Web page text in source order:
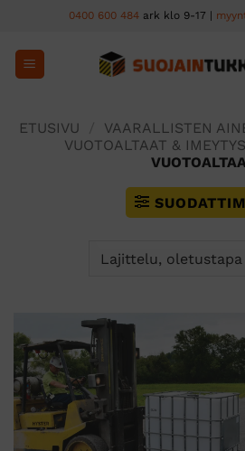
content
0400 600 484 ark klo 9-17 |
ETUSIVU VAARALLISTEN
VUOTOALTAAT &